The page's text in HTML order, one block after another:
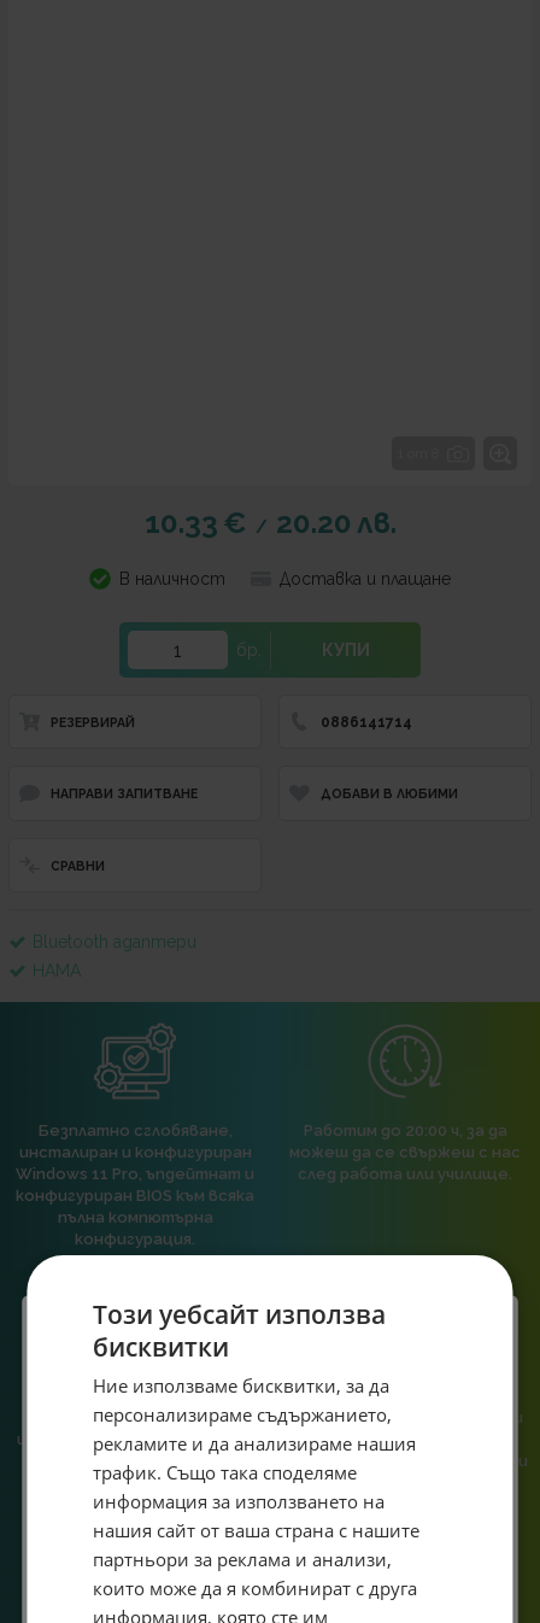
10.33 € / 20.20 лв.
В наличност Доставка и плащане
бр. КУПИ
РЕЗЕРВИРАЙ 0886141714
НАПРАВИ ЗАПИТВАНЕ ДОБАВИ В ЛЮБИМИ
СРАВНИ
Bluetooth адаптери
HAMA
Безплатно сглобяване,
инсталиран и конфигуриран
Windows 11 Pro, ъпдейтнат и
конфигуриран BIOS към всяка
пълна компютърна
конфигурация.
Работим до 20:00 ч, за да
можеш да се свържеш с нас
след работа или училище.
При нас говориш с реален
човек, не с чатбот, когато
имаш нужда от консултация
или справяне с проблем.
Сглобяваме, поддържаме и
обслужваме. Като магазин и
сервиз на едно място
гарантираме бърза реакция и
познаване на твоята
система.
Този уебсайт използва
бисквитки
Ние използваме бисквитки, за да
персонализираме съдържанието,
рекламите и да анализираме нашия
трафик. Също така споделяме
информация за използването на
нашия сайт от ваша страна с нашите
партньори за реклама и анализи,
които може да я комбинират с друга
информация, която сте им
Специален подарък за
теб!
Абонирай се за ексклузивни седмични оферти и
специални предложения само за теб като
въведеш само email адрес и получи отстъпка от
първата ти поръчка.
Email